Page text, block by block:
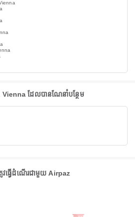
ដែលបានណែនាំបន្ថែម
វធ្វើដំណើរជាមួយ Airpaz